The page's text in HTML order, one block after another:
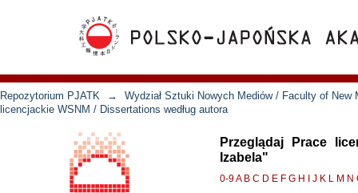
Repozytorium PJATK →
Wydział Sztuki Nowych Mediów / Faculty of New
licencjackie WSNM / Dissertations według autora
Przeglądaj Prace
Izabela"
0-9A B C D E F G H J K L M N